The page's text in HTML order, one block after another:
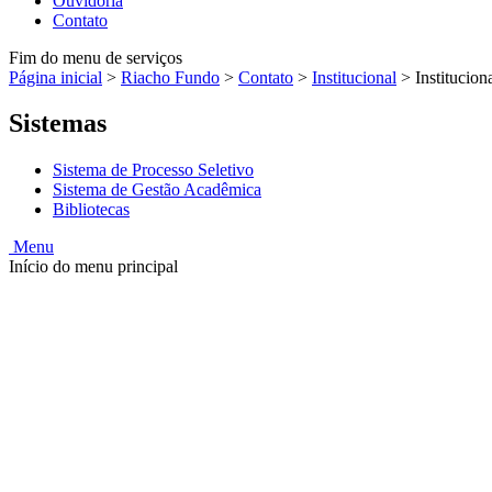
Contato
Fim do menu de serviços
Página inicial > Riacho Fundo > Contato > Institucional >
Sistemas
Sistema de Processo Seletivo
Sistema de Gestão Acadêmica
Bibliotecas
Menu
Início do menu principal